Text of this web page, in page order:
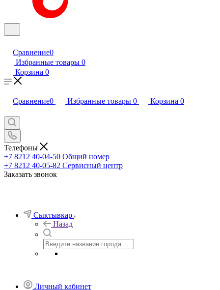
Сравнение0
Избранные товары 0
Корзина 0
Сравнение0 Избранные товары 0 Корзина 0
Телефоны
+7 8212 40-04-50 Общий номер
+7 8212 40-05-82 Сервисный центр
Заказать звонок
Сыктывкар
Назад
Личный кабинет